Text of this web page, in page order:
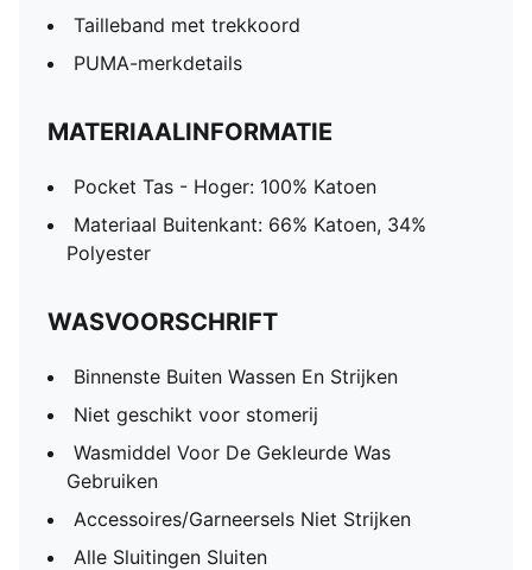
Tailleband met trekkoord
PUMA-merkdetails
MATERIAALINFORMATIE
Pocket Tas - Hoger: 100% Katoen
Materiaal Buitenkant: 66% Katoen, 34%
Polyester
WASVOORSCHRIFT
Binnenste Buiten Wassen En Strijken
Niet geschikt voor stomerij
Wasmiddel Voor De Gekleurde Was
Gebruiken
Accessoires/Garneersels Niet Strijken
Alle Sluitingen Sluiten